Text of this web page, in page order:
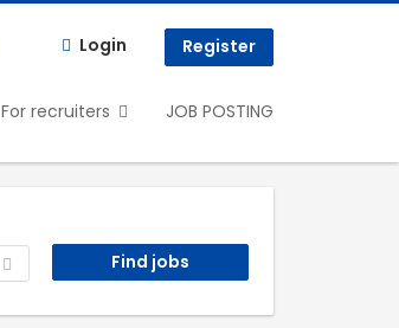
Login Register
For recruiters JOB POSTING